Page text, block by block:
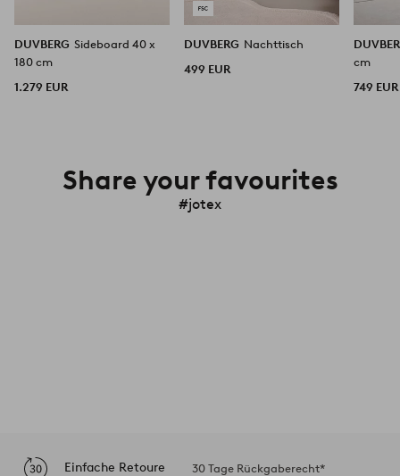
DUVBERG Sideboard 40 x
180 cm
1.279 EUR
DUVBERG Nachttisch
499 EUR
cm
749 EUR
Share your favourites
#jotex
Einfache Retoure 30 Tage Rückgaberecht*